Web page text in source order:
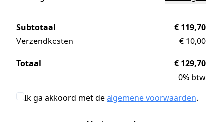
Subtotaal
€ 119,70
Verzendkosten
€ 10,00
Totaal
€ 129,70
0% btw
Ik ga akkoord met dealgemene voorwaarden.